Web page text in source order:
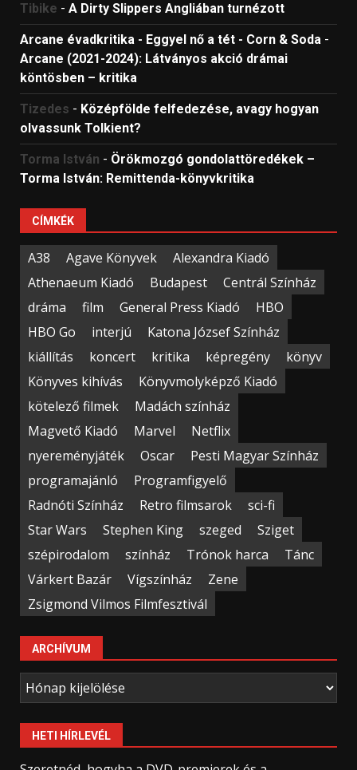
Tibike - A Dirty Slippers Angliában turnézott
Arcane évadkritika - Eggyel nő a tét - Corn & Soda -
Arcane (2021-2024): Látványos akció drámai
köntösben – kritika
Tizedes - Középfölde felfedezése, avagy hogyan
olvassunk Tolkient?
Torma István - Örökmozgó gondolattöredékek –
Torma István: Remittenda-könyvkritika
CÍMKÉK
A38 Agave Könyvek
Alexandra Kiadó
Athenaeum Kiadó
Budapest
Centrál Színház
dráma
film General Press Kiadó
HBO
HBO Go
interjú
Katona József Színház
kiállítás
koncert kritika képregény
könyv
Könyves kihívás
Könyvmolyképző Kiadó
kötelező filmek
Madách színház
Magvető Kiadó
Marvel
Netflix
nyereményjáték
Oscar
Pesti Magyar Színház
programajánló
Programfigyelő
Radnóti Színház
Retro filmsarok
sci-fi
Star Wars
Stephen King szeged
Sziget
szépirodalom
színház Trónok harca
Tánc
Várkert Bazár
Vígszínház
Zene
Zsigmond Vilmos Filmfesztivál
ARCHÍVUM
Archívum
HETI HÍRLEVÉL